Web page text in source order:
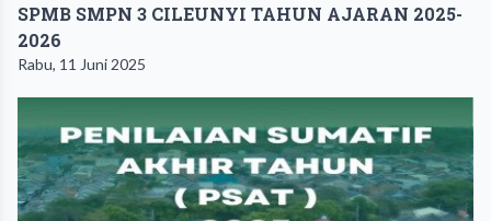
SPMB SMPN 3 CILEUNYI TAHUN AJARAN 2025-
2026
Rabu, 11 Juni 2025